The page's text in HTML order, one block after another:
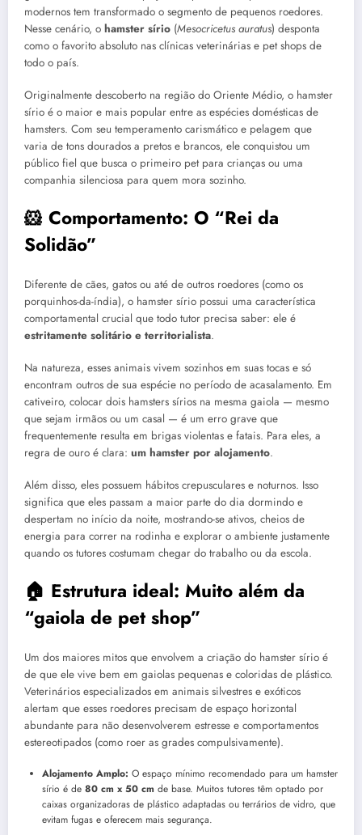
modernos tem transformado o segmento de pequenos roedores.
Nesse cenário, o hamster sírio (Mesocricetus auratus) desponta
como o favorito absoluto nas clínicas veterinárias e pet shops de
todo o país.
Originalmente descoberto na região do Oriente Médio, o hamster
sírio é o maior e mais popular entre as espécies domésticas de
hamsters. Com seu temperamento carismático e pelagem que
varia de tons dourados a pretos e brancos, ele conquistou um
público fiel que busca o primeiro pet para crianças ou uma
companhia silenciosa para quem mora sozinho.
🐹 Comportamento: O “Rei da
Solidão”
Diferente de cães, gatos ou até de outros roedores (como os
porquinhos-da-índia), o hamster sírio possui uma característica
comportamental crucial que todo tutor precisa saber: ele é
estritamente solitário e territorialista.
Na natureza, esses animais vivem sozinhos em suas tocas e só
encontram outros de sua espécie no período de acasalamento. Em
cativeiro, colocar dois hamsters sírios na mesma gaiola — mesmo
que sejam irmãos ou um casal — é um erro grave que
frequentemente resulta em brigas violentas e fatais. Para eles, a
regra de ouro é clara: um hamster por alojamento.
Além disso, eles possuem hábitos crepusculares e noturnos. Isso
significa que eles passam a maior parte do dia dormindo e
despertam no início da noite, mostrando-se ativos, cheios de
energia para correr na rodinha e explorar o ambiente justamente
quando os tutores costumam chegar do trabalho ou da escola.
🏠 Estrutura ideal: Muito além da
“gaiola de pet shop”
Um dos maiores mitos que envolvem a criação do hamster sírio é
de que ele vive bem em gaiolas pequenas e coloridas de plástico.
Veterinários especializados em animais silvestres e exóticos
alertam que esses roedores precisam de espaço horizontal
abundante para não desenvolverem estresse e comportamentos
estereotipados (como roer as grades compulsivamente).
Alojamento Amplo: O espaço mínimo recomendado para um hamster
sírio é de 80 cm x 50 cm de base. Muitos tutores têm optado por
caixas organizadoras de plástico adaptadas ou terrários de vidro, que
evitam fugas e oferecem mais segurança.